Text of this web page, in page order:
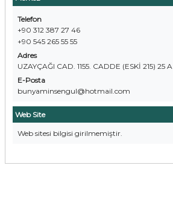
Telefon
+90 312 387 27 46
+90 545 265 55 55
Adres
UZAYÇAĞI CAD. 1155. CADDE (ESKİ 215) 25 A
E-Posta
bunyaminsengul@hotmail.com
Web Site
Web sitesi bilgisi girilmemiştir.